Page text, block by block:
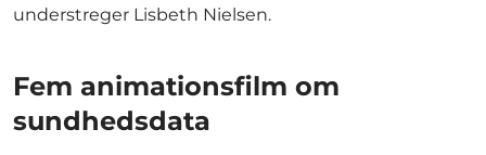
understreger Lisbeth Nielsen.
Fem animationsfilm om
sundhedsdata